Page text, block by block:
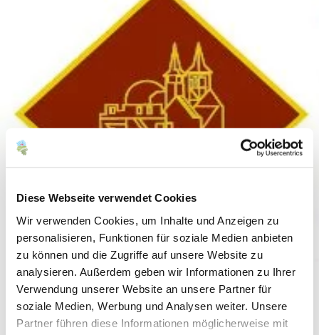
Diese Webseite verwendet Cookies
Wir verwenden Cookies, um Inhalte und Anzeigen zu
personalisieren, Funktionen für soziale Medien anbieten
zu können und die Zugriffe auf unsere Website zu
analysieren. Außerdem geben wir Informationen zu Ihrer
Verwendung unserer Website an unsere Partner für
soziale Medien, Werbung und Analysen weiter. Unsere
Partner führen diese Informationen möglicherweise mit
Wein- und Sektgut Menk